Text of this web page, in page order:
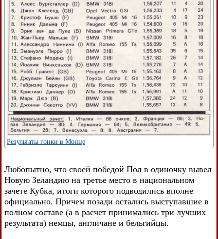
Результаты гонки в Монце
Любопытно, что своей победой Пол в одиночку вывел
Новую Зеландию на третье место в национальном
зачете Кубка, итоги которого подводились вполне
официально. Причем позади остались выступавшие в
полном составе (а в расчет принимались три лучших
результата) немцы, англичане и бельгийцы.